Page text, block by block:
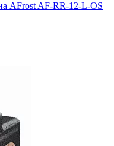
AFrost AF-RR-12-L-OS